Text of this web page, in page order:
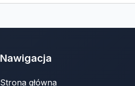
Nawigacja
Strona główna